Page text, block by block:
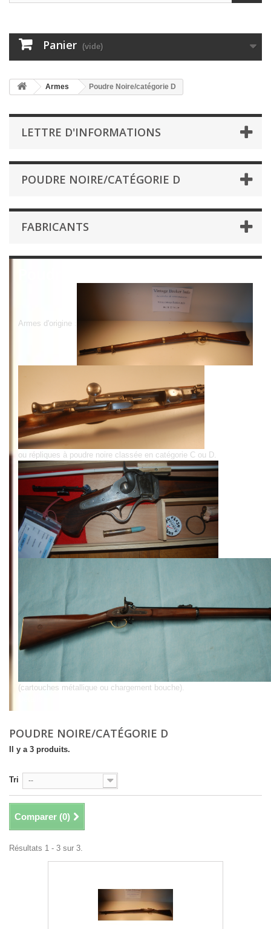
Panier (vide)
Armes Poudre Noire/catégorie D
LETTRE D'INFORMATIONS
POUDRE NOIRE/CATÉGORIE D
FABRICANTS
Armes d'origine :
ou répliques à poudre noire classée en catégorie C ou D.
(cartouches métallique ou chargement bouche).
POUDRE NOIRE/CATÉGORIE D
Il y a 3 produits.
Tri --
Comparer (0)
Résultats 1 - 3 sur 3.